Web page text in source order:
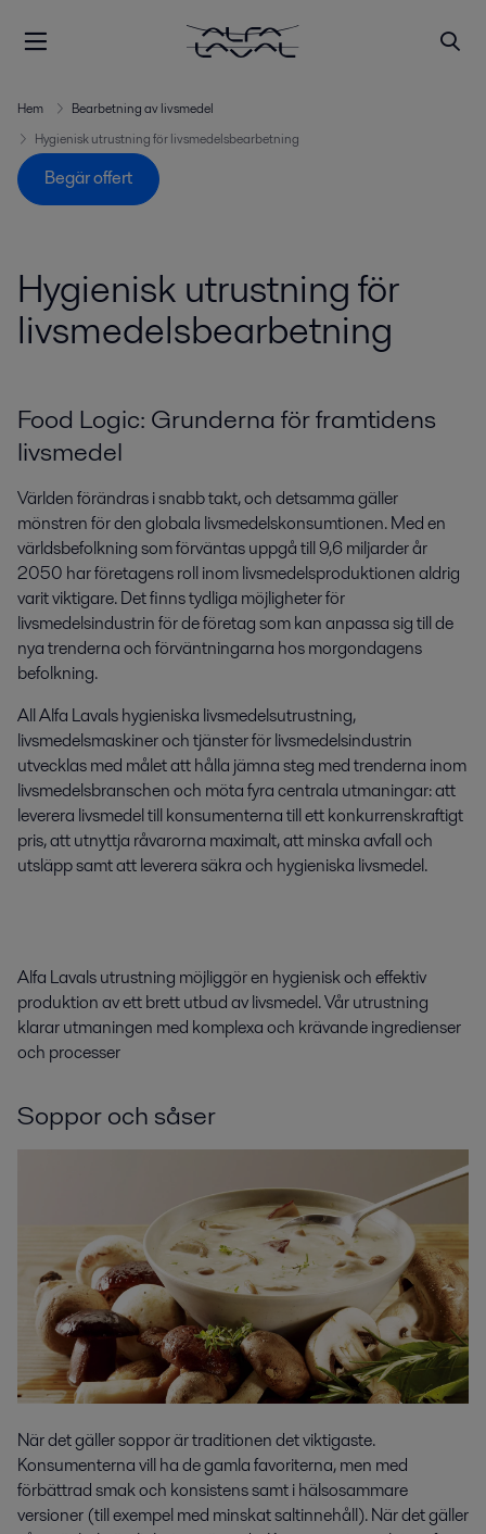
Hem
Bearbetning av livsmedel
Hygienisk utrustning för livsmedelsbearbetning
Begär offert
Hygienisk utrustning för
livsmedelsbearbetning
Food Logic: Grunderna för framtidens
livsmedel
Världen förändras i snabb takt, och detsamma gäller
mönstren för den globala livsmedelskonsumtionen. Med en
världsbefolkning som förväntas uppgå till 9,6 miljarder år
2050 har företagens roll inom livsmedelsproduktionen aldrig
varit viktigare. Det finns tydliga möjligheter för
livsmedelsindustrin för de företag som kan anpassa sig till de
nya trenderna och förväntningarna hos morgondagens
befolkning.
All Alfa Lavals hygieniska livsmedelsutrustning,
livsmedelsmaskiner och tjänster för livsmedelsindustrin
utvecklas med målet att hålla jämna steg med trenderna inom
livsmedelsbranschen och möta fyra centrala utmaningar: att
leverera livsmedel till konsumenterna till ett konkurrenskraftigt
pris, att utnyttja råvarorna maximalt, att minska avfall och
utsläpp samt att leverera säkra och hygieniska livsmedel.
Alfa Lavals utrustning möjliggör en hygienisk och effektiv
produktion av ett brett utbud av livsmedel. Vår utrustning
klarar utmaningen med komplexa och krävande ingredienser
och processer
Soppor och såser
När det gäller soppor är traditionen det viktigaste.
Konsumenterna vill ha de gamla favoriterna, men med
förbättrad smak och konsistens samt i hälsosammare
versioner (till exempel med minskat saltinnehåll). När det gäller